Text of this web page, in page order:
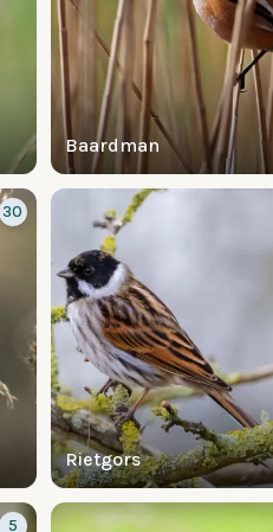
Baardman
30
Rietgors
5